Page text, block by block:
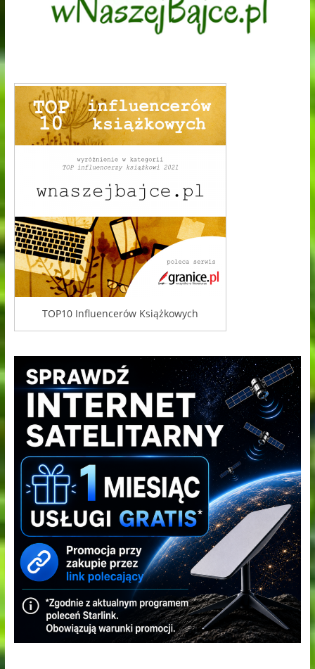
TOP10 Influencerów Książkowych